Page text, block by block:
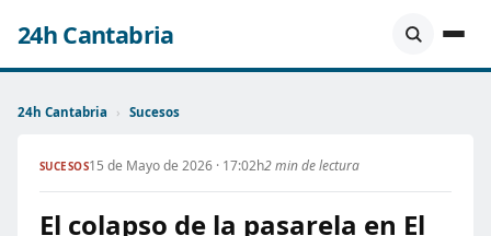
24h Cantabria
24h Cantabria › Sucesos
SUCESOS15 de Mayo de 2026 · 17:02h2 min de lectura
El colapso de la pasarela en El